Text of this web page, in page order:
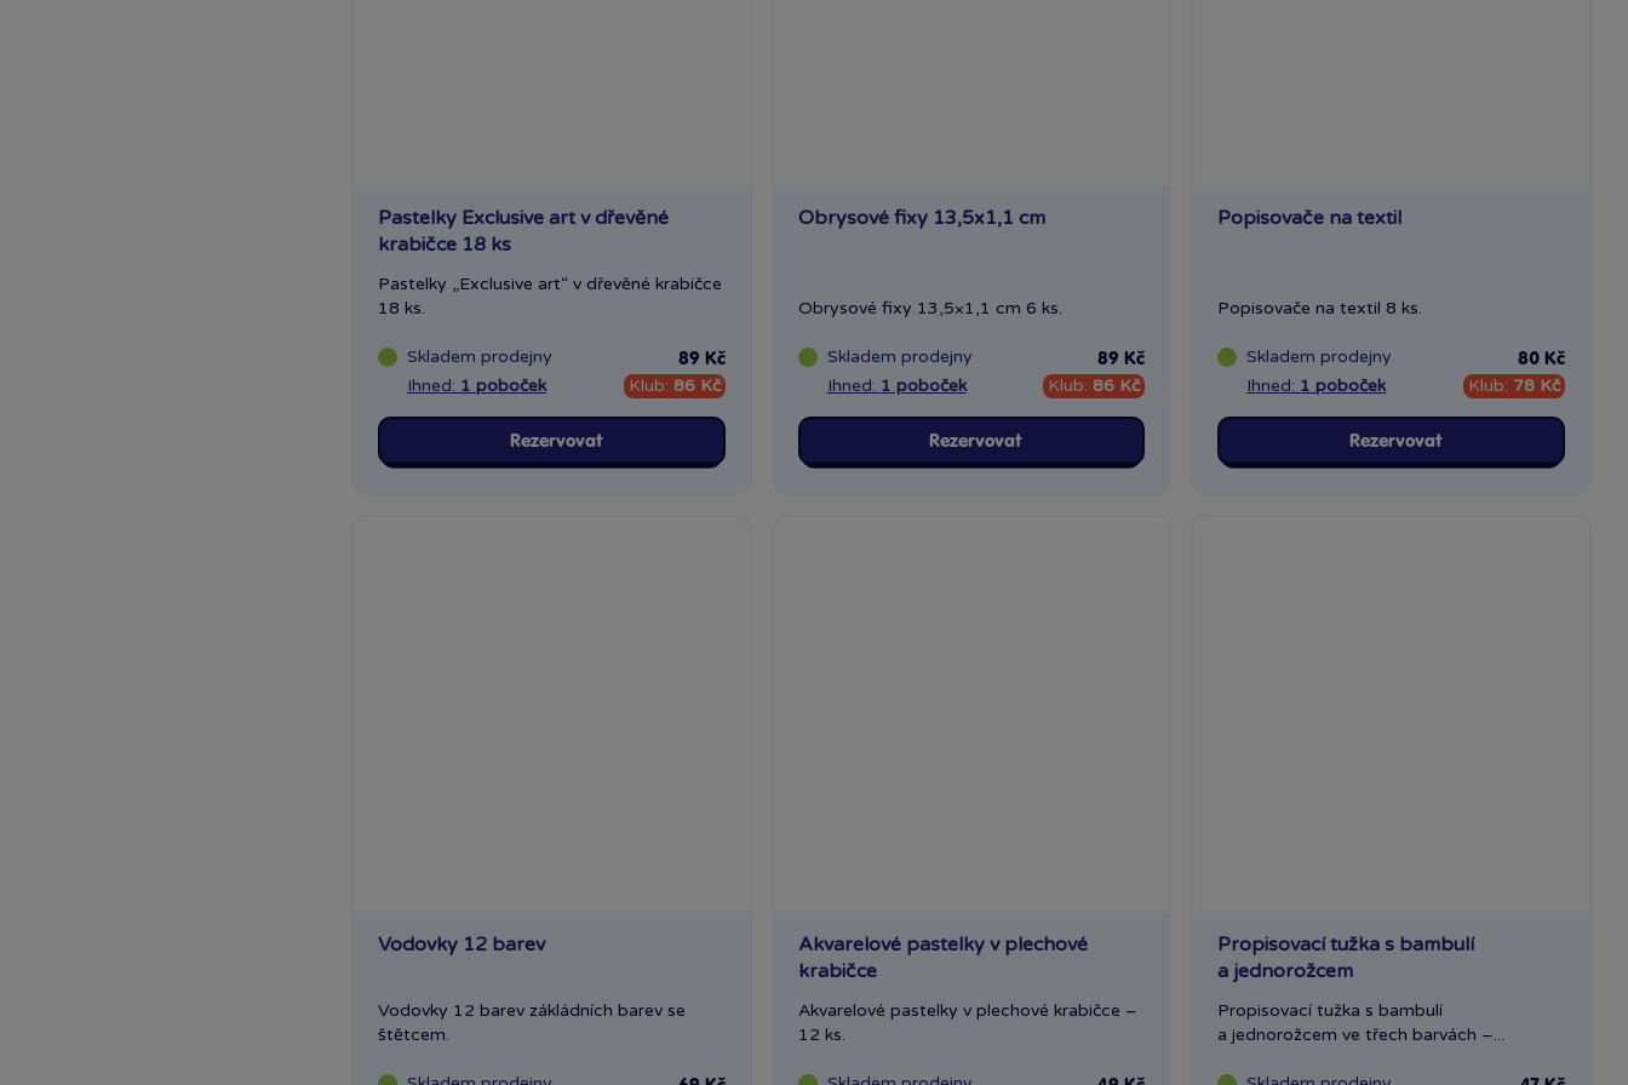
Pastelky Exclusive art v dřevěné
krabičce 18 ks
Pastelky „Exclusive art“ v dřevěné krabičce
18 ks.
Skladem prodejny
Ihned: 1 poboček
89 Kč
Klub: 86 Kč
Rezervovat
Obrysové fixy 13,5x1,1 cm
Obrysové fixy 13,5×1,1 cm 6 ks.
Skladem prodejny
Ihned: 1 poboček
89 Kč
Klub: 86 Kč
Rezervovat
Popisovače na textil
Popisovače na textil 8 ks.
Skladem prodejny
Ihned: 1 poboček
80 Kč
Klub: 78 Kč
Rezervovat
Vodovky 12 barev
Vodovky 12 barev zákládních barev se
štětcem.
Akvarelové pastelky v plechové
krabičce
Akvarelové pastelky v plechové krabičce –
12 ks.
Propisovací tužka s bambulí
a jednorožcem
Propisovací tužka s bambulí
a jednorožcem ve třech barvách –...